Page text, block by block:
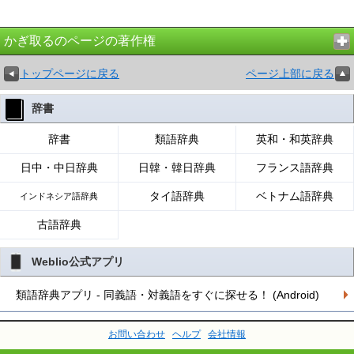
かぎ取るのページの著作権
トップページに戻る ページ上部に戻る
辞書
辞書 類語辞典 英和・和英辞典
日中・中日辞典 日韓・韓日辞典 フランス語辞典
インドネシア語辞典 タイ語辞典 ベトナム語辞典
古語辞典
Weblio公式アプリ
類語辞典アプリ - 同義語・対義語をすぐに探せる！ (Android)
お問い合わせ ヘルプ 会社情報